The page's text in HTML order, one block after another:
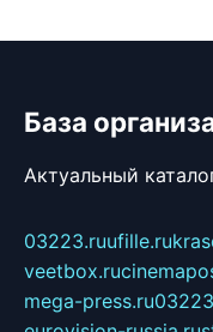
База
Актуальный
03223.ruufille.ru
veetbox.ru
mega-press.ru